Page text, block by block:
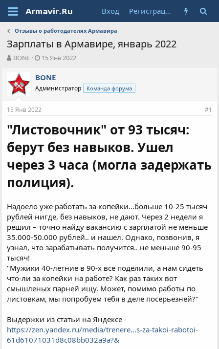
Вход Регистрация
Отзывы о работодателях Армавира
Зарплаты в Армавире, январь 2022
А
о
р
т
е
ы
BONE
Д
т
н
а
ч
л
а
15 Янв 2022
BONE
Администратор Команда форума
15 Янв 2022 #1
"Листовочник" от 93 тысяч:
берут без навыков. Ушел
через 3 часа (могла задержать
полиция).
Надоело уже работать за копейки...больше 10-25 тысяч
рублей нигде, без навыков, не дают. Через 2 недели я
решил – точно найду вакансию с зарплатой не меньше
35.000-50.000 рублей.. и нашел. Однако, позвонив, я
узнал, что зарабатывать получится.. не меньше 90-95
тысяч!
"Мужики 40-летние в 90-х все поделили, а нам сидеть
что-ли за копейки на работе? Как раз таких вот
смышленых парней ищу. Может, помимо работы по
листовкам, мы попробуем тебя в деле посерьезней?"
Выдержки из статьи на Яндексе -
https://zen.yandex.ru/media/trenere...s-za-takoi-rabotoi-
61d61071031d8c08bb032a9a?&